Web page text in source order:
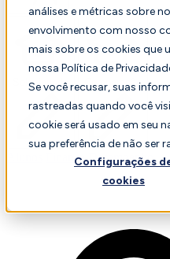
análises e métricas sobre
envolvimento com nosso
mais sobre os cookies que
nossa Política de
Se você recusar, suas
rastreadas quando você
cookie será usado em seu
sua preferência de não ser
Configurações
cookies
Selecionado Comparação
Finança Desempenho